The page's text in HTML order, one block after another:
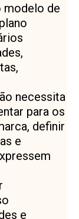
modelo de
necessita
para os
definir
e
e